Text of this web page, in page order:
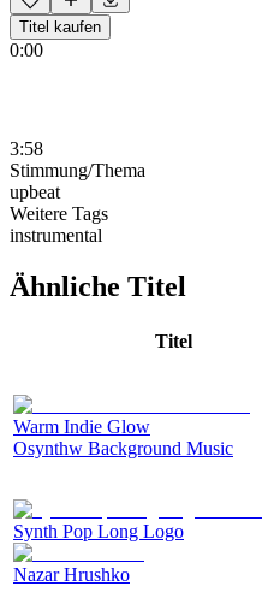
Titel kaufen
0:00
3:58
Stimmung/Thema
upbeat
Weitere Tags
instrumental
Ähnliche Titel
Titel
Warm Indie Glow
Osynthw Background Music
Synth Pop Long Logo
Nazar Hrushko